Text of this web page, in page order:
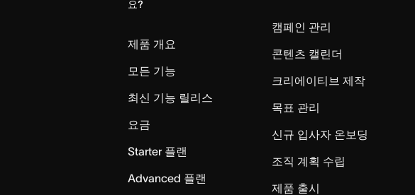
요?
제품 개요
모든 기능
최신 기능 릴리스
요금
Starter 플랜
Advanced 플랜
캠페인 관리
콘텐츠 캘린더
크리에이티브 제작
목표 관리
신규 입사자 온보딩
조직 계획 수립
제품 출시